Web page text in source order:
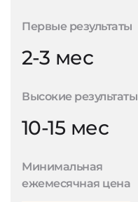
Первые результаты
2-3 мес
Высокие результаты
10-15 мес
Минимальная
ежемесячная цена